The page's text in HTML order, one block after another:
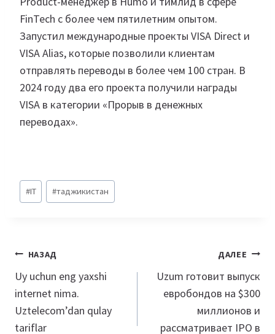
FinTech с более чем пятилетним опытом.
Запустил международные проекты VISA Direct и
VISA Alias, которые позволили клиентам
отправлять переводы в более чем 100 стран. В
2024 году два его проекта получили награды
VISA в категории «Прорыв в денежных
переводах».
Метки
записи:
#IT #таджикистан
Навигация
по
записям
НАЗАД
Uy uchun eng yaxshi
internet nima.
Uztelecom’dan qulay
tariflar
ДАЛЕЕ
Uzum готовит выпуск
евробондов на $300
миллионов и
рассматривает IPO в